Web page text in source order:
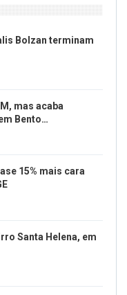
Bolzan terminam
mas acaba
Bento…
15% mais cara
Santa Helena, em